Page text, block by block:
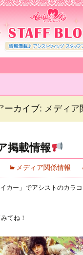
ウィッグ
ーカイブ: メディア
掲載情報
メディア関係情報
カー」でアシストのカラ
てね！